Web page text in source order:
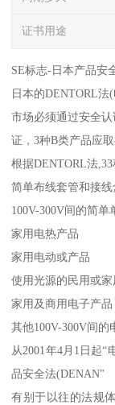
证书用途
SE标志-日本产品安
日本的DENTORL法
市场必须通过安全
证，3种B类产品应
根据DENTORL法
简单布线套管和接线
100V-300V间的简单
家用电热产品
家用电动或产品
使用光源的民用或家
家用及商用电子产品
其他100V-300V间的
从2001年4月1日起
品安全法(DENAN"
有别于以往的法规